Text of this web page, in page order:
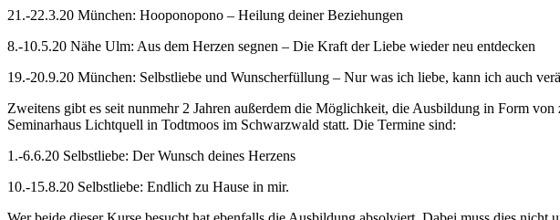
21.-22.3.20 München: Hooponopono – Heilung deiner Beziehungen
8.-10.5.20 Nähe Ulm: Aus dem Herzen segnen – Die Kraft der Liebe wieder neu entdecken
19.-20.9.20 München: Selbstliebe und Wunscherfüllung – Nur was ich liebe, kann ich auch
Zweitens gibt es seit nunmehr 2 Jahren außerdem die Möglichkeit, die Ausbildung in Form
Seminarhaus Lichtquell in Todtmoos im Schwarzwald statt. Die Termine sind:
1.-6.6.20 Selbstliebe: Der Wunsch deines Herzens
10.-15.8.20 Selbstliebe: Endlich zu Hause in mir.